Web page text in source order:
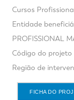
Cursos
Entidade
PROFISSIONAL
Código do projeto
Região de
FICHA DO